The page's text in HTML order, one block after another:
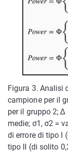
Figura 3. Analisi
campione per il
per il gruppo 2;
medie; σ1, σ2 =
di errore di tipo I
tipo II (di solito